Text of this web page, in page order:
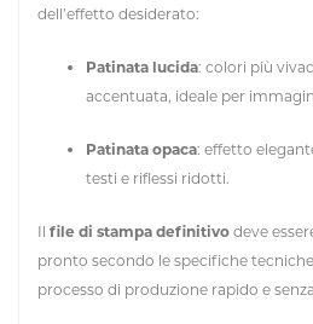
dell’effetto desiderato:
Patinata lucida: colori più
accentuata, ideale per
Patinata opaca: effetto
testi e riflessi ridotti.
Il file di stampa definitivo deve
pronto secondo le specifiche
processo di produzione rapido e